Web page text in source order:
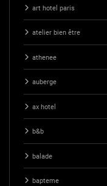
art hotel paris
atelier bien être
athenee
auberge
ax hotel
b&b
balade
bapteme